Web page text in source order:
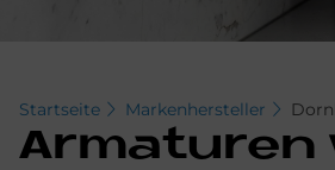
Startseite Markenhersteller
Ar­ma­tu­ren